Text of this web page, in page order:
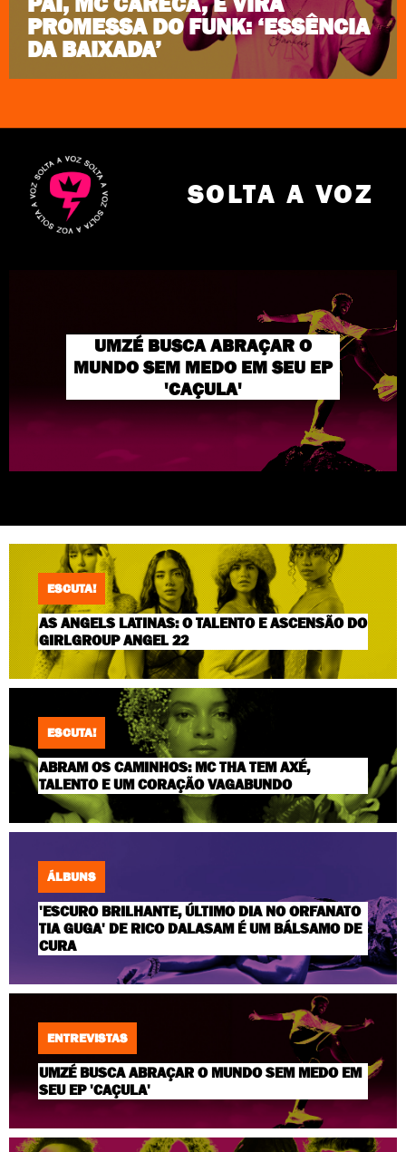
PROMESSA DO FUNK: ‘ESSÊNCIA
DA BAIXADA’
SOLTA A VOZ
UMZÉ BUSCA ABRAÇAR O
MUNDO SEM MEDO EM SEU EP
'CAÇULA'
ESCUTA!
AS ANGELS LATINAS: O TALENTO E ASCENSÃO DO
GIRLGROUP ANGEL 22
ESCUTA!
ABRAM OS CAMINHOS: MC THA TEM AXÉ,
TALENTO E UM CORAÇÃO VAGABUNDO
ÁLBUNS
'ESCURO BRILHANTE, ÚLTIMO DIA NO ORFANATO
TIA GUGA' DE RICO DALASAM É UM BÁLSAMO DE
CURA
ENTREVISTAS
UMZÉ BUSCA ABRAÇAR O MUNDO SEM MEDO EM
SEU EP 'CAÇULA'